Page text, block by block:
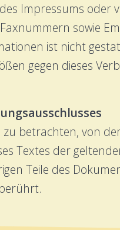
Impressums oder
sowie
ist nicht
gegen dieses
betrachten, von
Textes der
Teile des